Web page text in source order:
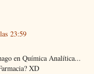
23:59
en Química Analítica...
XD